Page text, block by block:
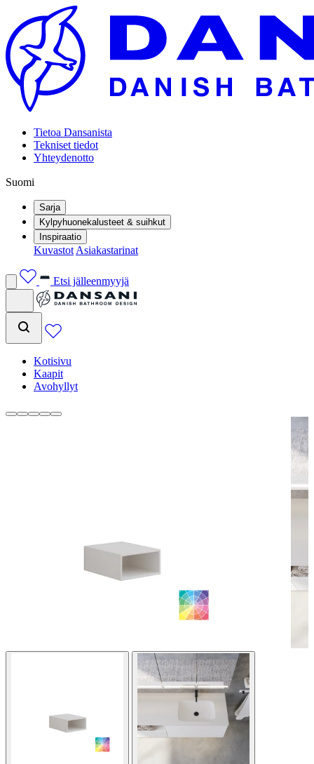
Tietoa Dansanista
Tekniset tiedot
Yhteydenotto
Suomi
Sarja
Kylpyhuonekalusteet & suihkut
Inspiraatio
Kuvastot Asiakastarinat
Etsi jälleenmyyjä
Kotisivu
Kaapit
Avohyllyt